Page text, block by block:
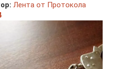
Лента от Протокола